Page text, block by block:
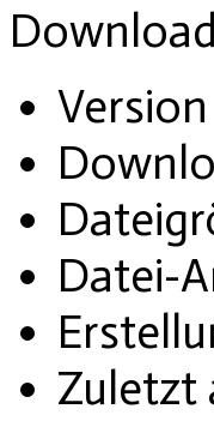
Version
Datei-
Zuletzt